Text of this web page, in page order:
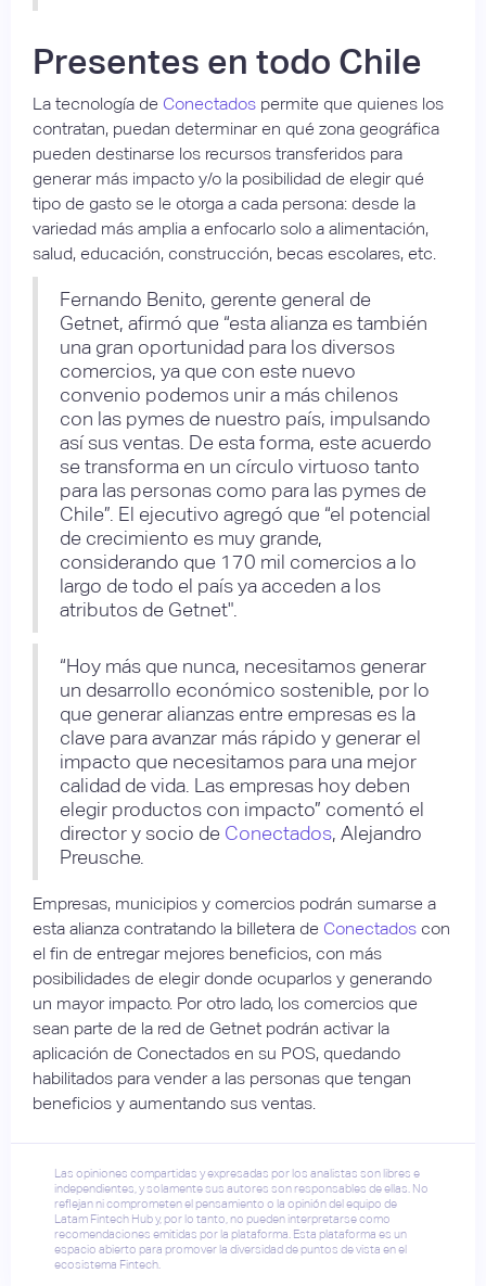
Presentes en todo Chile
La tecnología de Conectados permite que quienes los
contratan, puedan determinar en qué zona geográfica
pueden destinarse los recursos transferidos para
generar más impacto y/o la posibilidad de elegir qué
tipo de gasto se le otorga a cada persona: desde la
variedad más amplia a enfocarlo solo a alimentación,
salud, educación, construcción, becas escolares, etc.
Fernando Benito, gerente general de
Getnet, afirmó que “esta alianza es también
una gran oportunidad para los diversos
comercios, ya que con este nuevo
convenio podemos unir a más chilenos
con las pymes de nuestro país, impulsando
así sus ventas. De esta forma, este acuerdo
se transforma en un círculo virtuoso tanto
para las personas como para las pymes de
Chile”. El ejecutivo agregó que “el potencial
de crecimiento es muy grande,
considerando que 170 mil comercios a lo
largo de todo el país ya acceden a los
atributos de Getnet".
“Hoy más que nunca, necesitamos generar
un desarrollo económico sostenible, por lo
que generar alianzas entre empresas es la
clave para avanzar más rápido y generar el
impacto que necesitamos para una mejor
calidad de vida. Las empresas hoy deben
elegir productos con impacto” comentó el
director y socio de Conectados, Alejandro
Preusche.
Empresas, municipios y comercios podrán sumarse a
esta alianza contratando la billetera de Conectados con
el fin de entregar mejores beneficios, con más
posibilidades de elegir donde ocuparlos y generando
un mayor impacto. Por otro lado, los comercios que
sean parte de la red de Getnet podrán activar la
aplicación de Conectados en su POS, quedando
habilitados para vender a las personas que tengan
beneficios y aumentando sus ventas.
Las opiniones compartidas y expresadas por los analistas son libres e
independientes, y solamente sus autores son responsables de ellas. No
reflejan ni comprometen el pensamiento o la opinión del equipo de
Latam Fintech Hub y, por lo tanto, no pueden interpretarse como
recomendaciones emitidas por la plataforma. Esta plataforma es un
espacio abierto para promover la diversidad de puntos de vista en el
ecosistema Fintech.